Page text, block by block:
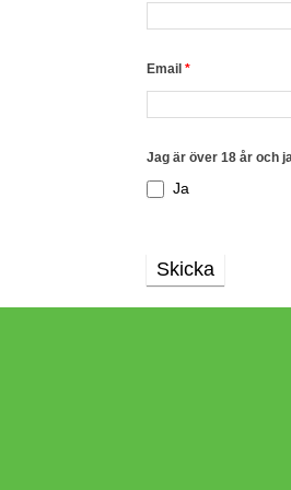
Email*
Jag är över 18 år och
Ja
Skicka